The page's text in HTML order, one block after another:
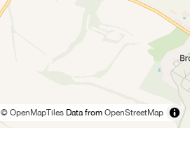
© OpenMapTiles Data from OpenStreetMap